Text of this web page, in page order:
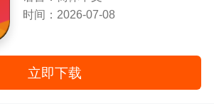
时间：2026-07-08
立即下载